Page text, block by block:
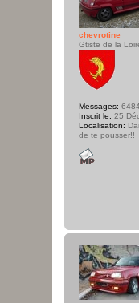
chevrotine
Gtiste de la
Messages: 6484
Inscrit le: 25
Localisation:
de te pousser!!